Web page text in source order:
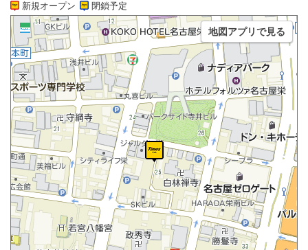
新規オープン 閉鎖予定
地図アプリで見る